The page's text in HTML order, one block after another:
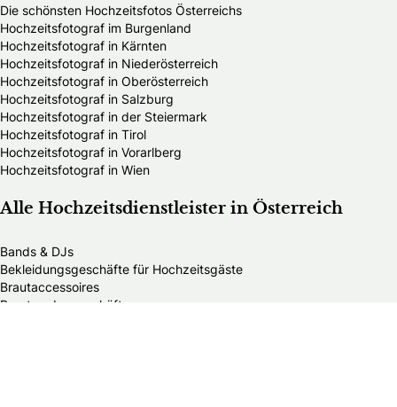
Die schönsten Hochzeitsfotos Österreichs
Hochzeitsfotograf im Burgenland
Hochzeitsfotograf in Kärnten
Hochzeitsfotograf in Niederösterreich
Hochzeitsfotograf in Oberösterreich
Hochzeitsfotograf in Salzburg
Hochzeitsfotograf in der Steiermark
Hochzeitsfotograf in Tirol
Hochzeitsfotograf in Vorarlberg
Hochzeitsfotograf in Wien
Alle Hochzeitsdienstleister in Österreich
Bands & DJs
Bekleidungsgeschäfte für Hochzeitsgäste
Brautaccessoires
Brautmodengeschäfte